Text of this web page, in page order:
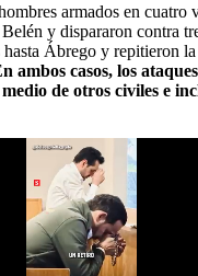
armados en cuatro
y dispararon contra
Ábrego y repitieron la
ambos casos, los
de otros civiles e